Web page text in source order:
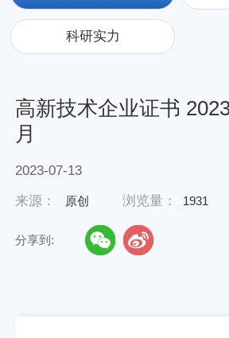
科研实力
高新技术企业证书
月
2023-07-13
来源： 原创 浏览量： 1931
分享到: